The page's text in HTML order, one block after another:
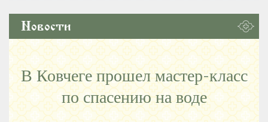
Новости
В Ковчеге прошел мастер-класс
по спасению на воде